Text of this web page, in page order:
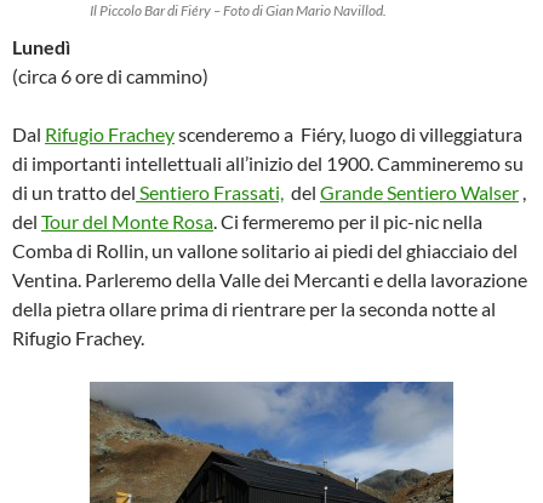
Il Piccolo Bar di Fiéry – Foto di Gian Mario Navillod.
Lunedì
(circa 6 ore di cammino)
Dal Rifugio Fracheyscenderemo a Fiéry, luogo di villeggiatura
di importanti intellettuali all’inizio del 1900. Cammineremo su
di un tratto del Sentiero Frassati, del Grande Sentiero Walser ,
del Tour del Monte Rosa. Ci fermeremo per il pic-nic nella
Comba di Rollin, un vallone solitario ai piedi del ghiacciaio del
Ventina. Parleremo della Valle dei Mercanti e della lavorazione
della pietra ollare prima di rientrare per la seconda notte al
Rifugio Frachey.